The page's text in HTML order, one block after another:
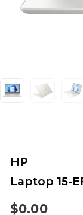
HP
Laptop 15-
$0.00